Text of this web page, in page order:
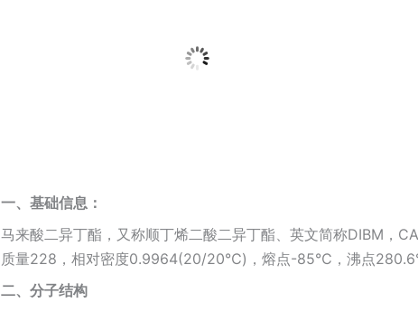
一、基础信息：
马来酸二异丁酯，又称顺丁烯二酸二异丁酯、英文简称DIBM，
质量228，相对密度0.9964(20/20℃)，熔点-85℃，沸点
二、分子结构